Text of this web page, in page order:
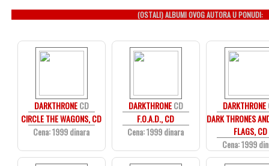
(OSTALI) ALBUMI OVOG AUTORA U PONUDI:
DARKTHRONECD
CIRCLE THE WAGONS, CD
Cena: 1999 dinara
DARKTHRONECD
F.O.A.D., CD
Cena: 1999 dinara
DARKTHRONE
DARK THRONES
FLAGS, CD
Cena: 1999